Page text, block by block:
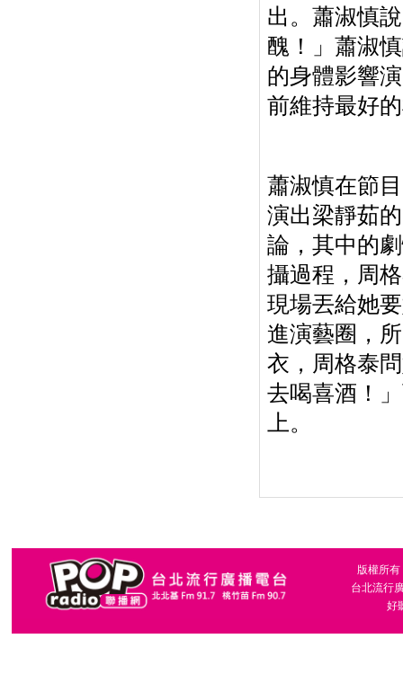
出。蕭淑慎
醜！」蕭淑
的身體影響
前維持最好
蕭淑慎在節
演出梁靜茹
論，其中的
攝過程，周
現場丟給她
進演藝圈，
衣，周格泰
去喝喜酒！
上。
版權所
台北流行
好